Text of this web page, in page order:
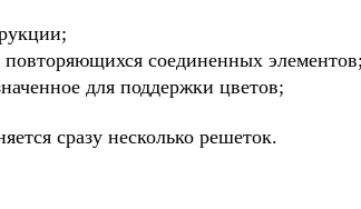
повторяющихся соединенных элементов;
для поддержки цветов;
сразу несколько решеток.